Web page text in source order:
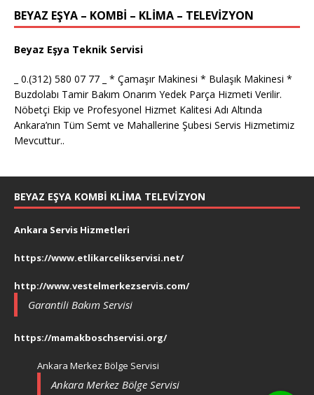
BEYAZ EŞYA – KOMBİ – KLİMA – TELEVİZYON
Beyaz Eşya Teknik Servisi
_ 0.(312) 580 07 77 _ * Çamaşır Makinesi * Bulaşık Makinesi *
Buzdolabı Tamir Bakım Onarım Yedek Parça Hizmeti Verilir.
Nöbetçi Ekip ve Profesyonel Hizmet Kalitesi Adı Altında
Ankara’nın Tüm Semt ve Mahallerine Şubesi Servis Hizmetimiz
Mevcuttur..
BEYAZ EŞYA KOMBI KLIMA TELEVIZYON
Ankara Servis Hizmetleri
https://www.etlikarcelikservisi.net/
http://www.vestelmerkezservis.com/
Garantili Bakım Servisi
https://mamakboschservisi.org/
Ankara Merkez Bölge Servisi
Ankara Merkez Bölge Servisi